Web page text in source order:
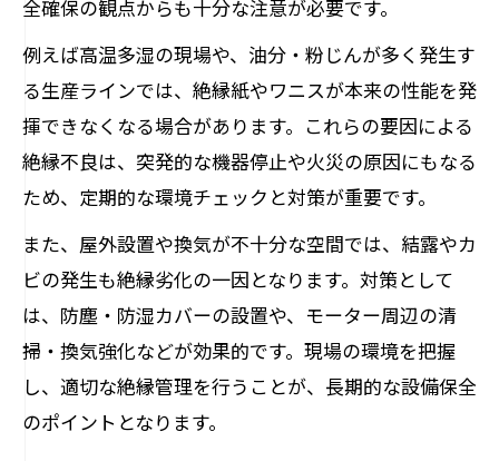
全確保の観点からも十分な注意が必要です。
例えば高温多湿の現場や、油分・粉じんが多く発生す
る生産ラインでは、絶縁紙やワニスが本来の性能を発
揮できなくなる場合があります。これらの要因による
絶縁不良は、突発的な機器停止や火災の原因にもなる
ため、定期的な環境チェックと対策が重要です。
また、屋外設置や換気が不十分な空間では、結露やカ
ビの発生も絶縁劣化の一因となります。対策として
は、防塵・防湿カバーの設置や、モーター周辺の清
掃・換気強化などが効果的です。現場の環境を把握
し、適切な絶縁管理を行うことが、長期的な設備保全
のポイントとなります。